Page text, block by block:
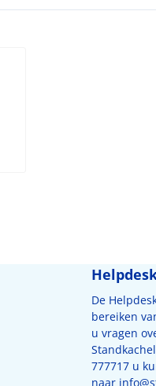
btw: 55,25
De
bereiken
u vragen
777717 u
naar